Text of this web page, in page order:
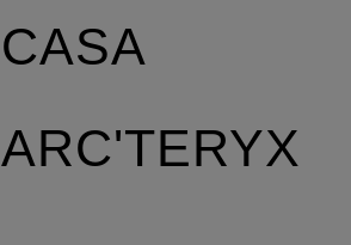
CASA
ARC'TERYX